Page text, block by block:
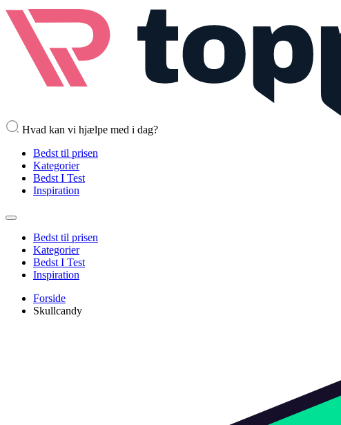
Hvad kan vi hjælpe med i dag?
Bedst til prisen
Kategorier
Bedst I Test
Inspiration
Bedst til prisen
Kategorier
Bedst I Test
Inspiration
Forside
Skullcandy